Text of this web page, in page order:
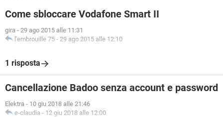
Come sbloccare Vodafone Smart II
gira - 29 ago 2015 alle 11:31
l'embrouille 75 - 29 ago 2015 alle 12:10
1 risposta
Cancellazione Badoo senza account e password
Elektra - 10 giu 2018 alle 21:46
e-claudia - 12 giu 2018 alle 12:00